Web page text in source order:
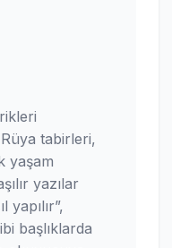
tabirleri,
yaşam
yazılar
yapılır”,
başlıklarda